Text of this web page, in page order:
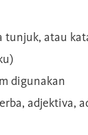
tunjuk, atau
digunakan
adjektiva,